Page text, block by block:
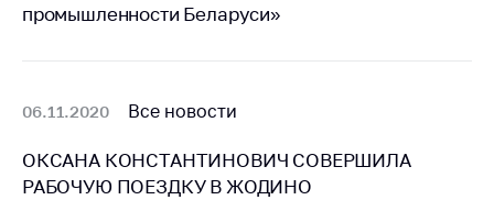
Международное
нетарифного
регулирования
Биржевая торговля
промышленности Беларуси»
06.11.2020 Все новости
ОКСАНА КОНСТАНТИНОВИЧ СОВЕРШИЛА
РАБОЧУЮ ПОЕЗДКУ В ЖОДИНО